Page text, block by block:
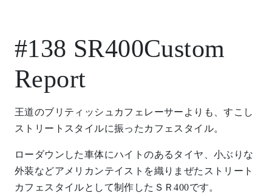
#138 SR400Custom
Report
王道のブリティッシュカフェレーサーよりも、すこし
ストリートスタイルに振ったカフェスタイル。
ローダウンした車体にハイトのあるタイヤ、小ぶりな
外装などアメリカンテイストを織りまぜたストリート
カフェスタイルとして制作したＳＲ400です。